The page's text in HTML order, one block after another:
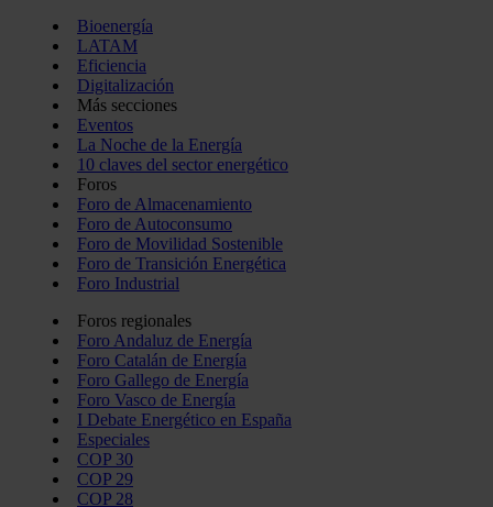
Bioenergía
LATAM
Eficiencia
Digitalización
Más secciones
Eventos
La Noche de la Energía
10 claves del sector energético
Foros
Foro de Almacenamiento
Foro de Autoconsumo
Foro de Movilidad Sostenible
Foro de Transición Energética
Foro Industrial
Foros regionales
Foro Andaluz de Energía
Foro Catalán de Energía
Foro Gallego de Energía
Foro Vasco de Energía
I Debate Energético en España
Especiales
COP 30
COP 29
COP 28